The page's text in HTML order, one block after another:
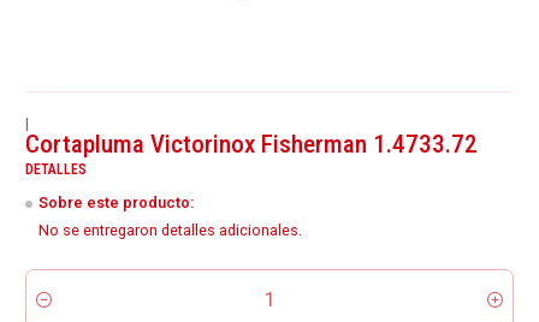
|
Cortapluma Victorinox Fisherman 1.4733.72
DETALLES
Sobre este producto:
No se entregaron detalles adicionales.
Cantidad